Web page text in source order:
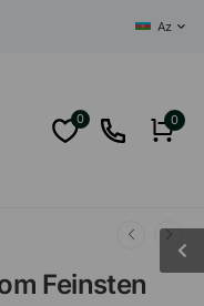
Az
0 0
Feinsten